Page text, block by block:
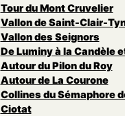
Tour du Mont Cruvelier
Vallon de Saint-Clair-
Vallon des Seignors
De Luminy à la Candèle
Autour du Pilon du Roy
Autour de La Courone
Collines du Sémaphore
Ciotat